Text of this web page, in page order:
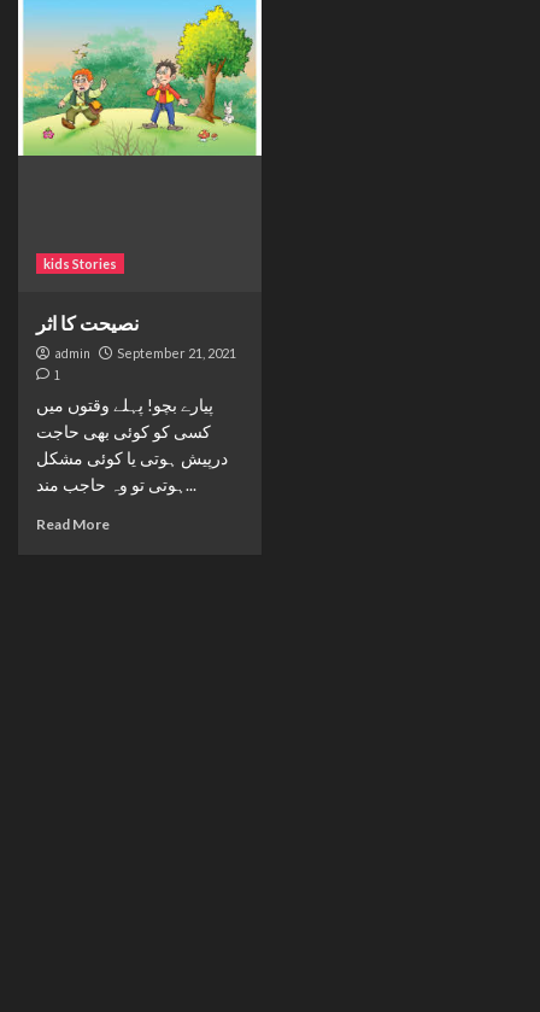
kids Stories
نصیحت کا اثر
admin September 21, 2021
1
پیارے بچو! پہلے وقتوں میں
کسی کو کوئی بھی حاجت
درپیش ہوتی یا کوئی مشکل
ہوتی تو وہ حاجب مند...
Read More